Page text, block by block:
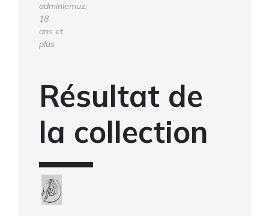
adminlemuz,
18
ans et
plus
Résultat de
la collection